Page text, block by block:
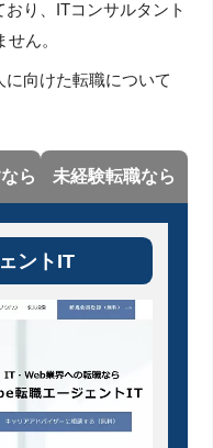
り、ITコンサルタント
ん。
向けた転職について
ら 未経験転職なら
ントIT